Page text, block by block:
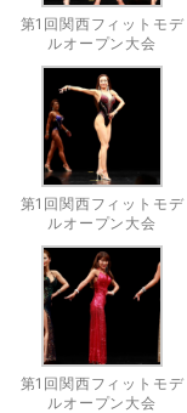
第1回関西フィットモデ
ルオープン大会
第1回関西フィットモデ
ルオープン大会
第1回関西フィットモデ
ルオープン大会